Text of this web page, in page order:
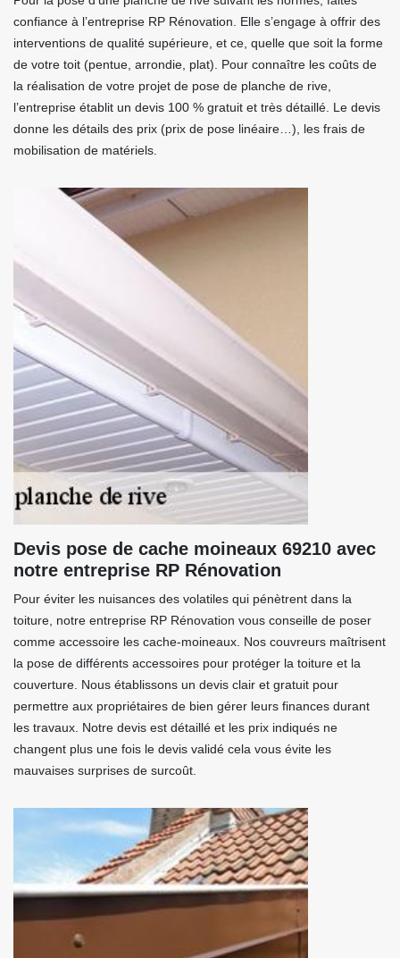
confiance à l’entreprise RP Rénovation. Elle s’engage à offrir des
interventions de qualité supérieure, et ce, quelle que soit la forme
de votre toit (pentue, arrondie, plat). Pour connaître les coûts de
la réalisation de votre projet de pose de planche de rive,
l’entreprise établit un devis 100 % gratuit et très détaillé. Le devis
donne les détails des prix (prix de pose linéaire…), les frais de
mobilisation de matériels.
Devis pose de cache moineaux 69210 avec
notre entreprise RP Rénovation
Pour éviter les nuisances des volatiles qui pénètrent dans la
toiture, notre entreprise RP Rénovation vous conseille de poser
comme accessoire les cache-moineaux. Nos couvreurs maîtrisent
la pose de différents accessoires pour protéger la toiture et la
couverture. Nous établissons un devis clair et gratuit pour
permettre aux propriétaires de bien gérer leurs finances durant
les travaux. Notre devis est détaillé et les prix indiqués ne
changent plus une fois le devis validé cela vous évite les
mauvaises surprises de surcoût.